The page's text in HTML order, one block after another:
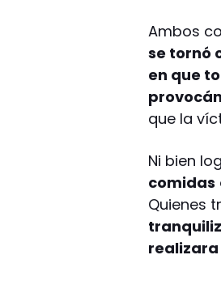
Ambos
se tornó
en que
que la
Ni bien
comidas
Quienes